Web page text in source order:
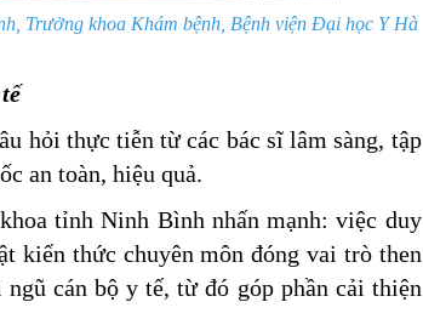
Trưởng khoa Khám bệnh, Bệnh viện Đại học Y Hà
hỏi thực tiễn từ các bác sĩ lâm sàng, tập
an toàn, hiệu quả.
tỉnh Ninh Bình nhấn mạnh: việc duy
kiến thức chuyên môn đóng vai trò then
cán bộ y tế, từ đó góp phần cải thiện